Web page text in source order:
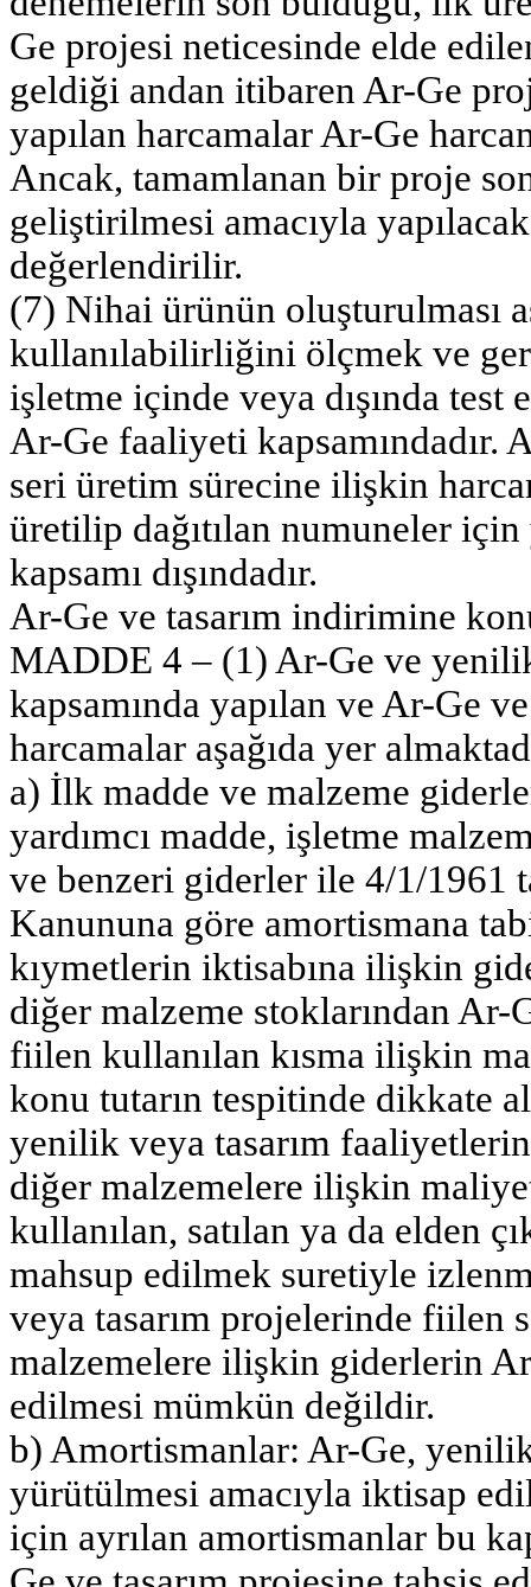
Ge projesi neticesinde elde
geldiği andan itibaren Ar-Ge
yapılan harcamalar Ar-Ge
Ancak, tamamlanan bir proje
geliştirilmesi amacıyla
değerlendirilir.
(7) Nihai ürünün oluşturulması
kullanılabilirliğini ölçmek ve
işletme içinde veya dışında test
Ar-Ge faaliyeti kapsamındadır.
seri üretim sürecine ilişkin
üretilip dağıtılan numuneler
kapsamı dışındadır.
Ar-Ge ve tasarım indirimine
MADDE 4 – (1) Ar-Ge ve
kapsamında yapılan ve Ar-Ge
harcamalar aşağıda yer
a) İlk madde ve malzeme
yardımcı madde, işletme
ve benzeri giderler ile 4/1/1961
Kanununa göre amortismana
kıymetlerin iktisabına ilişkin
diğer malzeme stoklarından
fiilen kullanılan kısma ilişkin
konu tutarın tespitinde dikkate
yenilik veya tasarım
diğer malzemelere ilişkin
kullanılan, satılan ya da elden
mahsup edilmek suretiyle
veya tasarım projelerinde fiilen
malzemelere ilişkin giderlerin
edilmesi mümkün değildir.
b) Amortismanlar: Ar-Ge,
yürütülmesi amacıyla iktisap
için ayrılan amortismanlar bu